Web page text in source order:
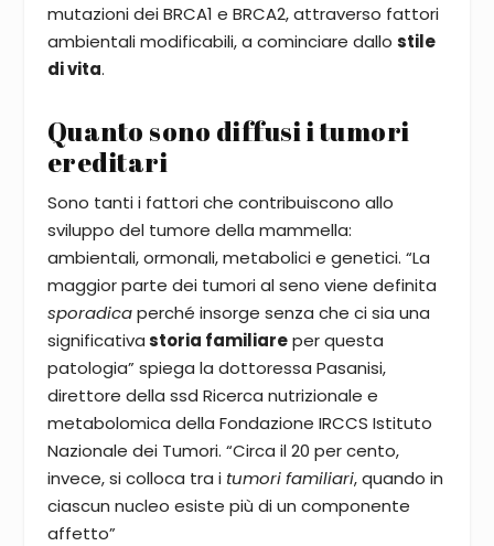
mutazioni dei BRCA1 e BRCA2, attraverso fattori
ambientali modificabili, a cominciare dallo stile
di vita.
Quanto sono diffusi i tumori
ereditari
Sono tanti i fattori che contribuiscono allo
sviluppo del tumore della mammella:
ambientali, ormonali, metabolici e genetici. “La
maggior parte dei tumori al seno viene definita
sporadicaperché insorge senza che ci sia una
significativastoria familiareper questa
patologia” spiega la dottoressa Pasanisi,
direttore della ssd Ricerca nutrizionale e
metabolomica della Fondazione IRCCS Istituto
Nazionale dei Tumori. “Circa il 20 per cento,
invece, si colloca tra i tumori familiari, quando in
ciascun nucleo esiste più di un componente
affetto”